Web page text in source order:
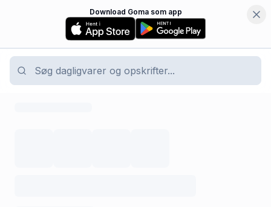
Download Goma som app